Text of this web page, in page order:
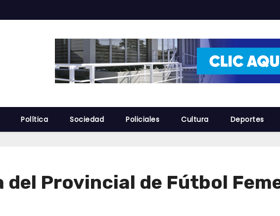
Política Sociedad Policiales Cultura Deportes
del Provincial de Fútbol